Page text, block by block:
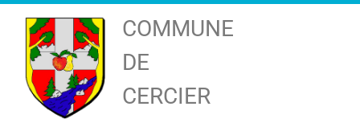
COMMUNE
DE
CERCIER